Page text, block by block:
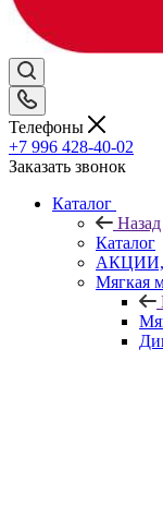
Телефоны
+7 996 428-40-02
Заказать звонок
Каталог
Назад
Каталог
Мягкая